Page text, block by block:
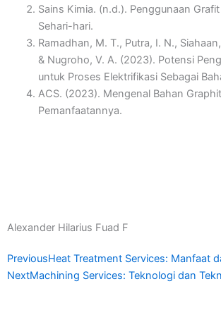
Sains Kimia. (n.d.). Penggunaan
Sehari-hari.
Ramadhan, M. T., Putra, I. N.,
& Nugroho, V. A. (2023). Potensi
untuk Proses Elektrifikasi Sebagai
ACS. (2023). Mengenal Bahan
Pemanfaatannya.
Alexander Hilarius Fuad F
Prev
PreviousHeat Treatment Services: Manfaat
NextMachining Services: Teknologi dan